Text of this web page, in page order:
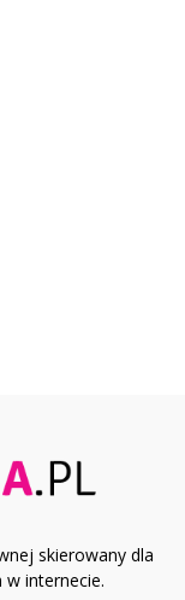
skierowany dla
w internecie.